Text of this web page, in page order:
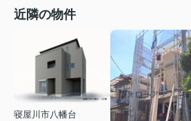
近隣の物件
寝屋川市八幡台